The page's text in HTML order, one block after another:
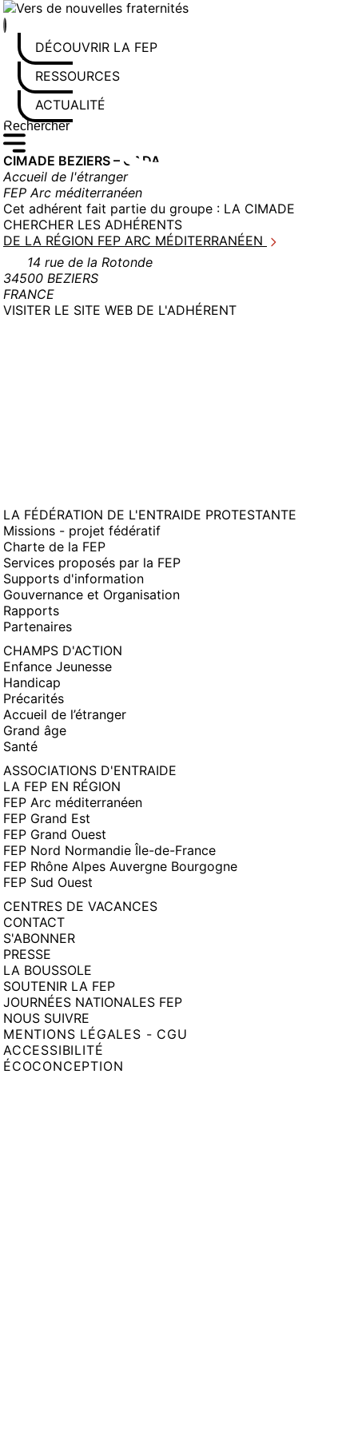
Aller
au
contenuDÉCOUVRIR LA FEP
RESSOURCES
ACTUALITÉS
Rechercher sur le site
Saisissez au moins 3 caractères pour lancer la recherche
CIMADE BEZIERS – CADA
Accueil de l'étranger
FEP Arc méditerranéen
Cet adhérent fait partie du groupe : LA CIMADE
CHERCHER LES ADHÉRENTS
DE LA RÉGION FEP ARC MÉDITERRANÉEN
14 rue de la Rotonde
34500 BEZIERS
FRANCE
VISITER LE SITE WEB DE L'ADHÉRENT(NOUVELLE
LA FÉDÉRATION DE L'ENTRAIDE PROTESTANTE
Missions - projet fédératif
Charte de la FEP
Services proposés par la FEP
Supports d'information
Gouvernance et Organisation
Rapports
Partenaires
CHAMPS D'ACTION
Enfance Jeunesse
Handicap
Précarités
Accueil de l’étranger
Grand âge
Santé
ASSOCIATIONS D'ENTRAIDE
LA FEP EN RÉGION
FEP Arc méditerranéen
FEP Grand Est
FEP Grand Ouest
FEP Nord Normandie Île-de-France
FEP Rhône Alpes Auvergne Bourgogne
FEP Sud Ouest
CENTRES DE VACANCES
CONTACT
S'ABONNER
PRESSE
LA BOUSSOLE
SOUTENIR LA FEP
JOURNÉES NATIONALES FEP
NOUS SUIVRE
MENTIONS LÉGALES - CGU
ACCESSIBILITÉ
ÉCOCONCEPTION